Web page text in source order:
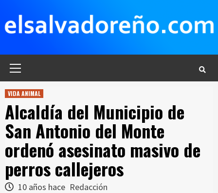
contenido
VIDA ANIMAL
Alcaldía del Municipio de
San Antonio del Monte
ordenó asesinato masivo de
perros callejeros
10 años hace Redacción